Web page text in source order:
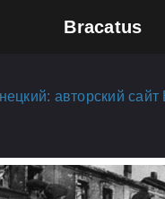
Bracatus